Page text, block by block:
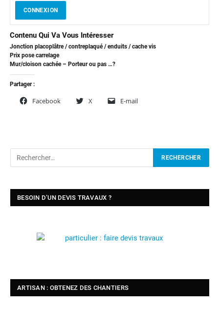
CONNEXION
Contenu Qui Va Vous Intéresser
Jonction placoplâtre / contreplaqué / enduits / cache vis
Prix pose carrelage
Mur/cloison cachée – Porteur ou pas …?
Partager :
Facebook X E-mail
BESOIN D’UN DEVIS TRAVAUX ?
ARTISAN : OBTENEZ DES CHANTIERS